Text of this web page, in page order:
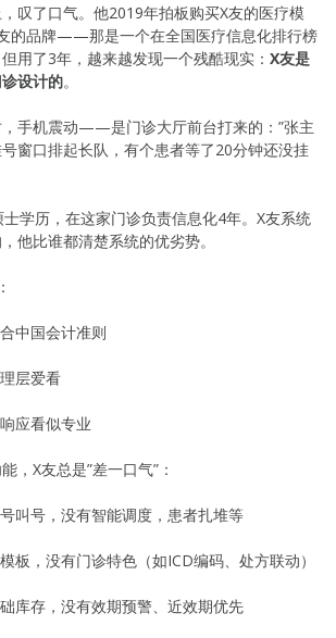
叹了口气。他2019年拍板购买X友的医疗模
的品牌——那是一个在全国医疗信息化排行榜
用了3年，越来越发现一个残酷现实： X友是
设计的。
手机震动——是门诊大厅前台打来的：”张主
窗口排起长队，有个患者等了20分钟还没挂
学历，在这家门诊负责信息化4年。X友系统
他比谁都清楚系统的优劣势。
中国会计准则
层爱看
应看似专业
，X友总是”差一口气”：
叫号，没有智能调度，患者扎堆等
板，没有门诊特色（如ICD编码、处方联动）
库存，没有效期预警、近效期优先